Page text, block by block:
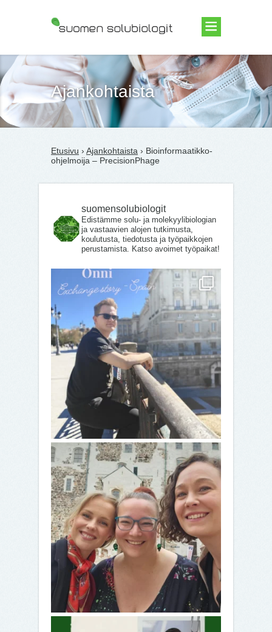
Suomen Solubiologit ry
Ajankohtaista
Etusivu › Ajankohtaista › Bioinformaatikko-
ohjelmoija – PrecisionPhage
suomensolubiologit
Edistämme solu- ja molekyylibiologian
ja vastaavien alojen tutkimusta,
koulutusta, tiedotusta ja työpaikkojen
perustamista. Katso avoimet työpaikat!